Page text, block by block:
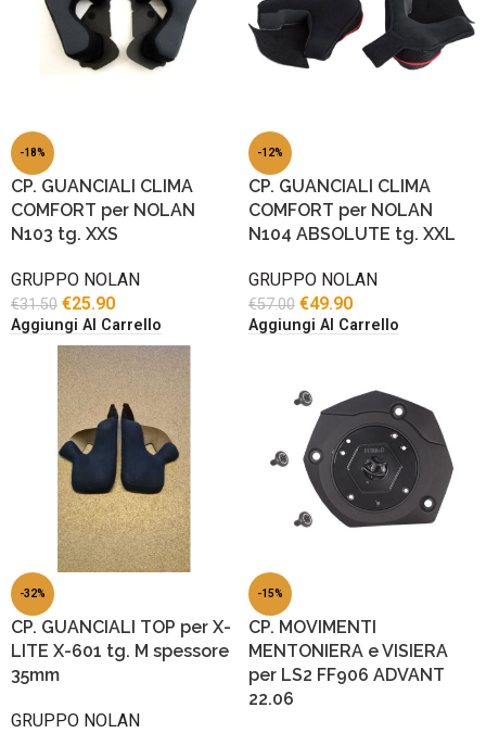
-18%
CP. GUANCIALI CLIMA
COMFORT per NOLAN
N103 tg. XXS
GRUPPO NOLAN
€31.50 €25.90
Aggiungi Al Carrello
-12%
CP. GUANCIALI CLIMA
COMFORT per NOLAN
N104 ABSOLUTE tg. XXL
GRUPPO NOLAN
€57.00 €49.90
Aggiungi Al Carrello
-32%
CP. GUANCIALI TOP per X-
LITE X-601 tg. M spessore
35mm
GRUPPO NOLAN
-15%
CP. MOVIMENTI
MENTONIERA e VISIERA
per LS2 FF906 ADVANT
22.06